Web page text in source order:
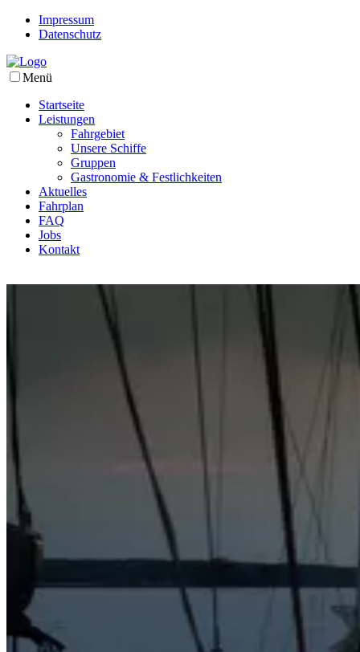
Impressum
Datenschutz
Menü
Startseite
Leistungen
Fahrgebiet
Unsere Schiffe
Gruppen
Gastronomie & Festlichkeiten
Aktuelles
Fahrplan
FAQ
Jobs
Kontakt